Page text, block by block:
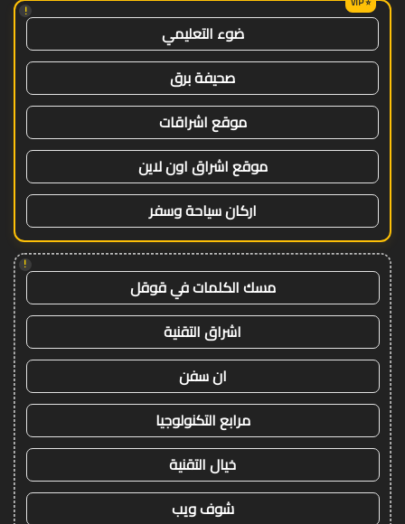
!
ضوء التعليمي
صحيفة برق
موقع اشراقات
موقع اشراق اون لاين
اركان سياحة وسفر
!
مسك الكلمات في قوقل
اشراق التقنية
ان سفن
مرابع التكنولوجيا
خيال التقنية
شوف ويب